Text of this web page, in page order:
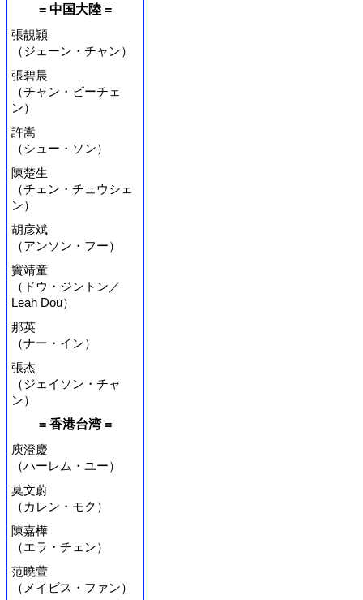
= 中国大陸 =
張靚穎
（ジェーン・チャン）
張碧晨
（チャン・ビーチェ
ン）
許嵩
（シュー・ソン）
陳楚生
（チェン・チュウシェ
ン）
胡彦斌
（アンソン・フー）
竇靖童
（ドウ・ジントン／
Leah Dou）
那英
（ナー・イン）
張杰
（ジェイソン・チャ
ン）
= 香港台湾 =
庾澄慶
（ハーレム・ユー）
莫文蔚
（カレン・モク）
陳嘉樺
（エラ・チェン）
范曉萱
（メイビス・ファン）